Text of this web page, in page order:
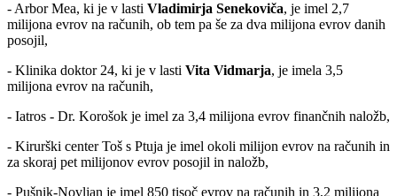
- Arbor Mea, ki je v lasti Vladimirja Senekoviča, je imel 2,7
milijona evrov na računih, ob tem pa še za dva milijona evrov danih
posojil,
- Klinika doktor 24, ki je v lasti Vita Vidmarja, je imela 3,5
milijona evrov na računih,
- Iatros - Dr. Korošok je imel za 3,4 milijona evrov finančnih naložb,
- Kirurški center Toš s Ptuja je imel okoli milijon evrov na računih in
za skoraj pet milijonov evrov posojil in naložb,
- Pušnik-Novljan je imel 850 tisoč evrov na računih in 3,2 milijona